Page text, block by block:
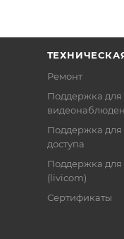
Ремонт
Поддержка для
Поддержка для
доступа
Поддержка для
(livicom)
Сертификаты